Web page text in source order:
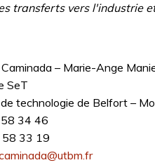
transferts vers l'industrie
– Marie-Ange
SeT
technologie de Belfort –
34 46
33 19